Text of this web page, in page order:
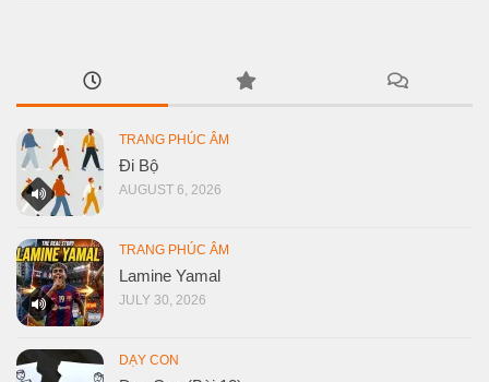
TRANG PHÚC ÂM
Đi Bộ
AUGUST 6, 2026
TRANG PHÚC ÂM
Lamine Yamal
JULY 30, 2026
DẠY CON